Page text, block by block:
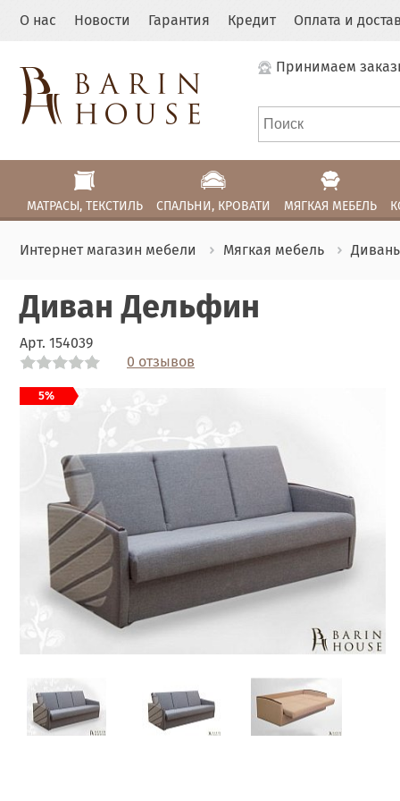
О нас Новости Гарантия Кредит Оплата и
Принимаем
МАТРАСЫ, ТЕКСТИЛЬ СПАЛЬНИ, КРОВАТИ МЯГКАЯ МЕБЕЛЬ
Интернет магазин мебели Мягкая мебель
Диван Дельфин
Арт. 154039
0 отзывов
5%
Link
Link
Link